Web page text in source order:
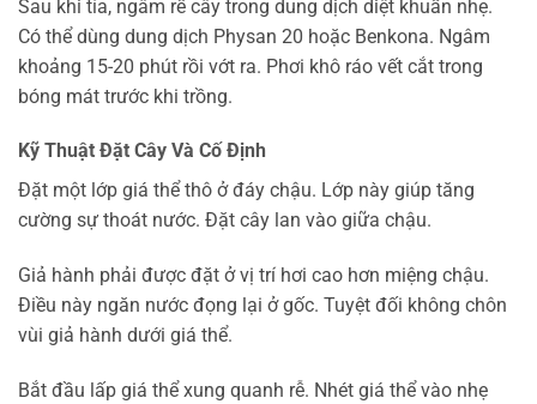
Sau khi tỉa, ngâm rễ cây trong dung dịch diệt khuẩn nhẹ.
Có thể dùng dung dịch Physan 20 hoặc Benkona. Ngâm
khoảng 15-20 phút rồi vớt ra. Phơi khô ráo vết cắt trong
bóng mát trước khi trồng.
Kỹ Thuật Đặt Cây Và Cố Định
Đặt một lớp giá thể thô ở đáy chậu. Lớp này giúp tăng
cường sự thoát nước. Đặt cây lan vào giữa chậu.
Giả hành phải được đặt ở vị trí hơi cao hơn miệng chậu.
Điều này ngăn nước đọng lại ở gốc. Tuyệt đối không chôn
vùi giả hành dưới giá thể.
Bắt đầu lấp giá thể xung quanh rễ. Nhét giá thể vào nhẹ